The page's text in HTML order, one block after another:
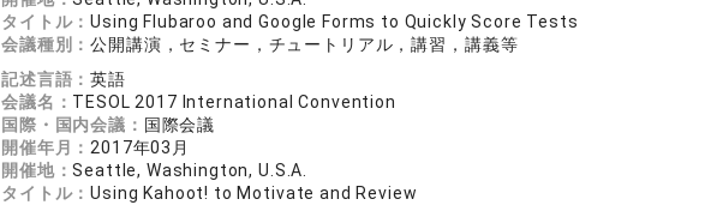
タイトル：Using Flubaroo and Google Forms to Quickly Score Tests
会議種別：公開講演，セミナー，チュートリアル，講習，講義等
記述言語：英語
会議名： TESOL 2017 International Convention
国際・国内会議： 国際会議
開催年月： 2017年03月
開催地：Seattle, Washington, U.S.A.
タイトル：Using Kahoot! to Motivate and Review